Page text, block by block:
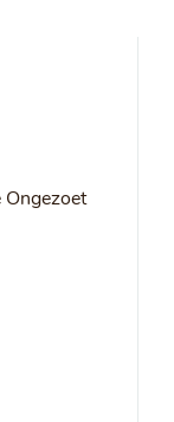
Ongezoet